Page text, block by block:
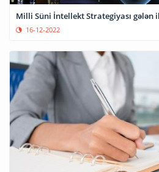
Milli Süni İntellekt Strategiyası gələn
16-12-2022